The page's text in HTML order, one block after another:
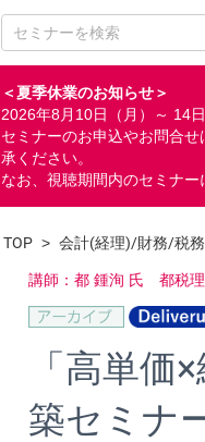
＜夏季休業のお知らせ＞
2026年8月10日（月）～ 14
セミナーのお申込やお問合
承ください。
なお、視聴期間内のセミナー
TOP > 会計(経理)/財務/税務
講師：都 鍾洵 氏 都税
「高単価
築セミナ